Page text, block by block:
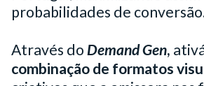
probabilidades de
Através do Demand Gen,
combinação de formatos